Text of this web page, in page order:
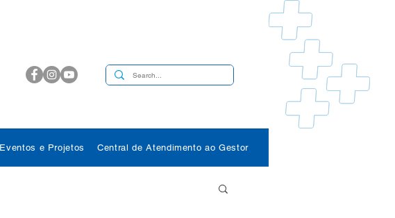
Eventos e Projetos Central de Atendimento ao Gestor